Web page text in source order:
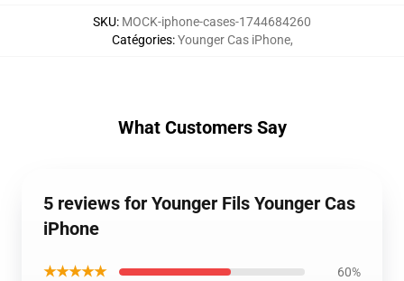
SKU: MOCK-iphone-cases-1744684260
Catégories:Younger Cas iPhone,
What Customers Say
5 reviews for Younger Fils Younger Cas
iPhone
★★★★★ 60%